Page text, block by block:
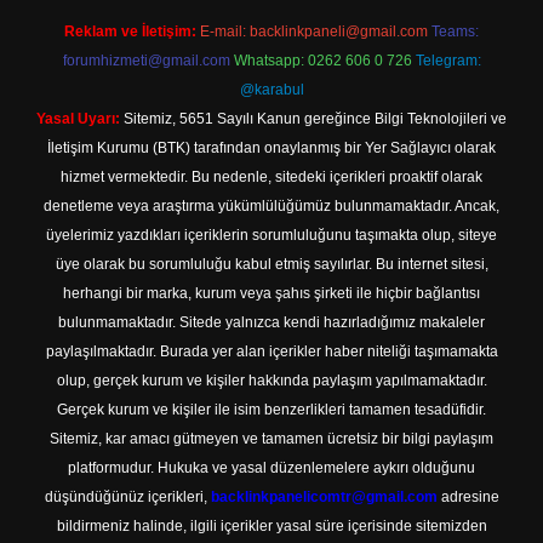
Reklam ve İletişim: E-mail: backlinkpaneli@gmail.com Teams:
forumhizmeti@gmail.com Whatsapp: 0262 606 0 726 Telegram:
@karabul
Yasal Uyarı: Sitemiz, 5651 Sayılı Kanun gereğince Bilgi Teknolojileri ve
İletişim Kurumu (BTK) tarafından onaylanmış bir Yer Sağlayıcı olarak
hizmet vermektedir. Bu nedenle, sitedeki içerikleri proaktif olarak
denetleme veya araştırma yükümlülüğümüz bulunmamaktadır. Ancak,
üyelerimiz yazdıkları içeriklerin sorumluluğunu taşımakta olup, siteye
üye olarak bu sorumluluğu kabul etmiş sayılırlar. Bu internet sitesi,
herhangi bir marka, kurum veya şahıs şirketi ile hiçbir bağlantısı
bulunmamaktadır. Sitede yalnızca kendi hazırladığımız makaleler
paylaşılmaktadır. Burada yer alan içerikler haber niteliği taşımamakta
olup, gerçek kurum ve kişiler hakkında paylaşım yapılmamaktadır.
Gerçek kurum ve kişiler ile isim benzerlikleri tamamen tesadüfidir.
Sitemiz, kar amacı gütmeyen ve tamamen ücretsiz bir bilgi paylaşım
platformudur. Hukuka ve yasal düzenlemelere aykırı olduğunu
düşündüğünüz içerikleri, backlinkpanelicomtr@gmail.com adresine
bildirmeniz halinde, ilgili içerikler yasal süre içerisinde sitemizden